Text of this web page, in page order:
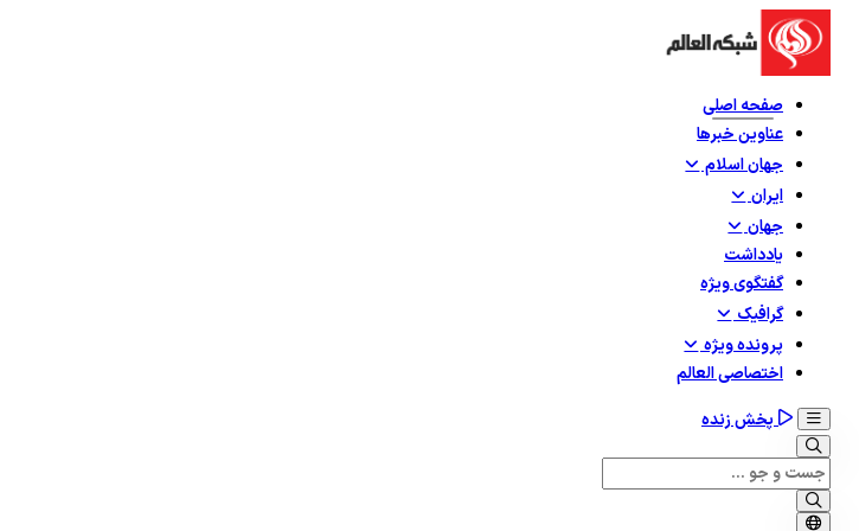
صفحه اصلی
عناوین خبرها
جهان اسلام
ایران
جهان
یادداشت
گفتگوی ویژه
گرافيک
پرونده ویژه
اختصاصی العالم
پخش زنده